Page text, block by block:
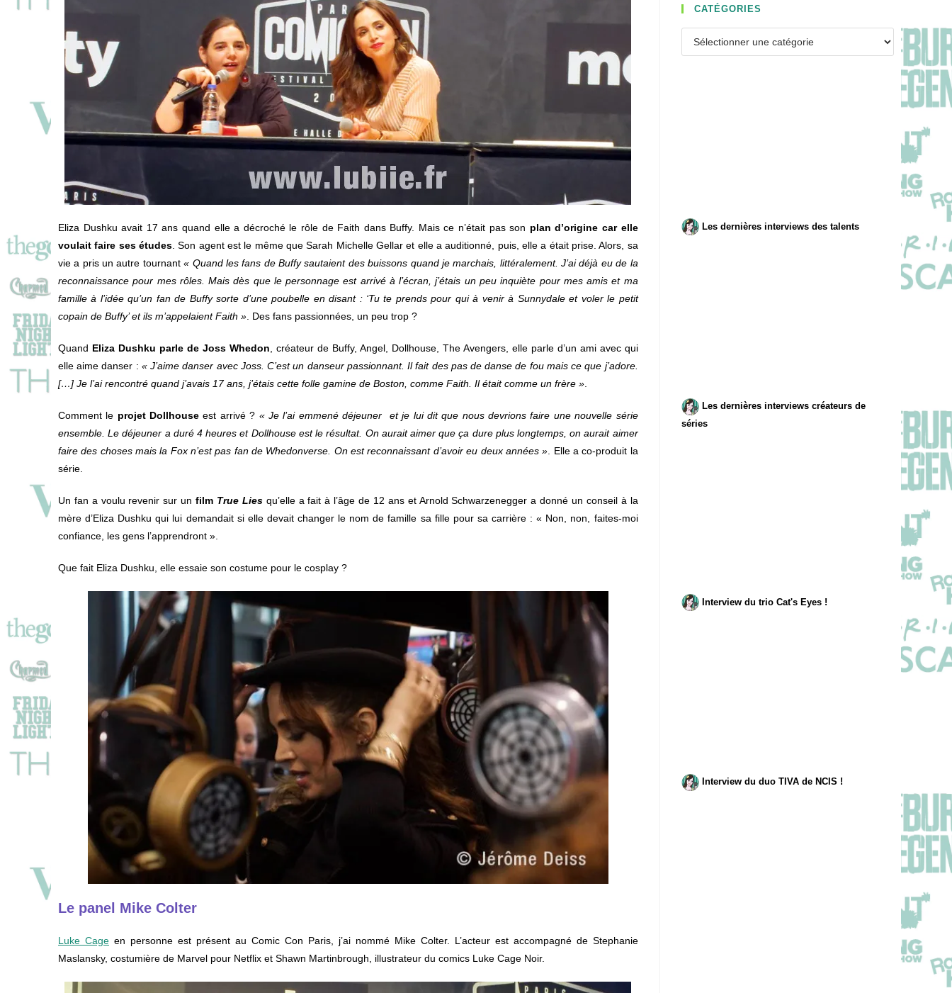
Eliza Dushku avait 17 ans quand elle a décroché le rôle de Faith dans Buffy. Mais ce n’était pas son plan d’origine car elle
voulait faire ses études . Son agent est le même que Sarah Michelle Gellar et elle a auditionné, puis, elle a était prise. Alors, sa
vie a pris un autre tournant« Quand les fans de Buffy sautaient des buissons quand je marchais, littéralement. J’ai déjà eu de la
reconnaissance pour mes rôles. Mais dès que le personnage est arrivé à l’écran, j’étais un peu inquiète pour mes amis et ma
famille à l’idée qu’un fan de Buffy sorte d’une poubelle en disant : ‘Tu te prends pour qui à venir à Sunnydale et voler le petit
copain de Buffy’ et ils m’appelaient Faith » . Des fans passionnées, un peu trop ?
Quand Eliza Dushku parle de Joss Whedon , créateur de Buffy, Angel, Dollhouse, The Avengers, elle parle d’un ami avec qui
elle aime danser : « J’aime danser avec Joss. C’est un danseur passionnant. Il fait des pas de danse de fou mais ce que j’adore.
[…] Je l’ai rencontré quand j’avais 17 ans, j’étais cette folle gamine de Boston, comme Faith. Il était comme un frère »
Comment le projet Dollhouse est arrivé ? « Je l’ai emmené déjeuner et je lui dit que nous devrions faire une nouvelle série
ensemble. Le déjeuner a duré 4 heures et Dollhouse est le résultat. On aurait aimer que ça dure plus longtemps, on aurait aimer
faire des choses mais la Fox n’est pas fan de Whedonverse. On est reconnaissant d’avoir eu deux années » . Elle a co-produit la
série.
Un fan a voulu revenir sur unfilm True Liesqu’elle a fait à l’âge de 12 ans et Arnold Schwarzenegger a donné un conseil à la
mère d’Eliza Dushku qui lui demandait si elle devait changer le nom de famille sa fille pour sa carrière : « Non, non, faites-moi
confiance, les gens l’apprendront »
Que fait Eliza Dushku, elle essaie son costume pour le cosplay ?
Le panel Mike Colter
Luke Cageen personne est présent au Comic Con Paris, j’ai nommé Mike Colter. L’acteur est accompagné de Stephanie
Maslansky, costumière de Marvel pour Netflix et Shawn Martinbrough, illustrateur du comics Luke Cage Noir.
CATÉGORIES
Les dernières interviews des talents
Les dernières interviews créateurs de
séries
Interview du trio Cat's Eyes !
Interview du duo TIVA de NCIS !